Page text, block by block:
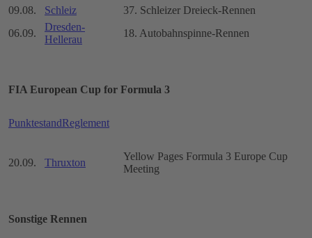
09.08.
Schleiz
37. Schleizer Dreieck-Rennen
06.09.
Dresden-
Hellerau
18. Autobahnspinne-Rennen
FIA European Cup for Formula 3
PunktestandReglement
20.09. Thruxton
Yellow Pages Formula 3 Europe Cup
Meeting
Sonstige Rennen